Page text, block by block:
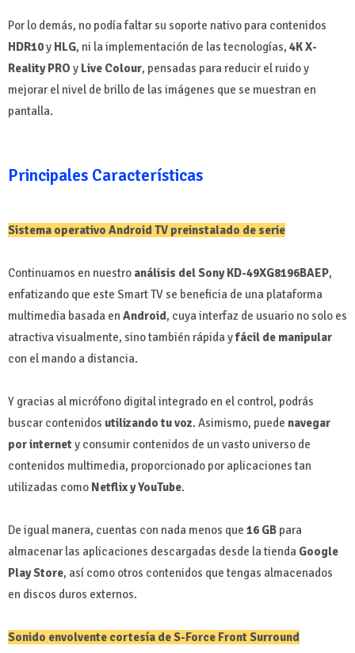
Por lo demás, no podía faltar su soporte nativo para contenidos
HDR10y HLG, ni la implementación de las tecnologías, 4K X-
Reality PRO y Live Colour, pensadas para reducir el ruido y
mejorar el nivel de brillo de las imágenes que se muestran en
pantalla.
Principales Características
Sistema operativo Android TV preinstalado de serie
Continuamos en nuestro análisis del Sony KD-49XG8196BAEP,
enfatizando que este Smart TV se beneficia de una plataforma
multimedia basada en Android, cuya interfaz de usuario no solo es
atractiva visualmente, sino también rápida yfácil de manipular
con el mando a distancia.
Y gracias al micrófono digital integrado en el control, podrás
buscar contenidos utilizando tu voz. Asimismo, puede navegar
por internety consumir contenidos de un vasto universo de
contenidos multimedia, proporcionado por aplicaciones tan
utilizadas como Netflix y YouTube.
De igual manera, cuentas con nada menos que 16 GB para
almacenar las aplicaciones descargadas desde la tienda Google
Play Store, así como otros contenidos que tengas almacenados
en discos duros externos.
Sonido envolvente cortesía de S-Force Front Surround